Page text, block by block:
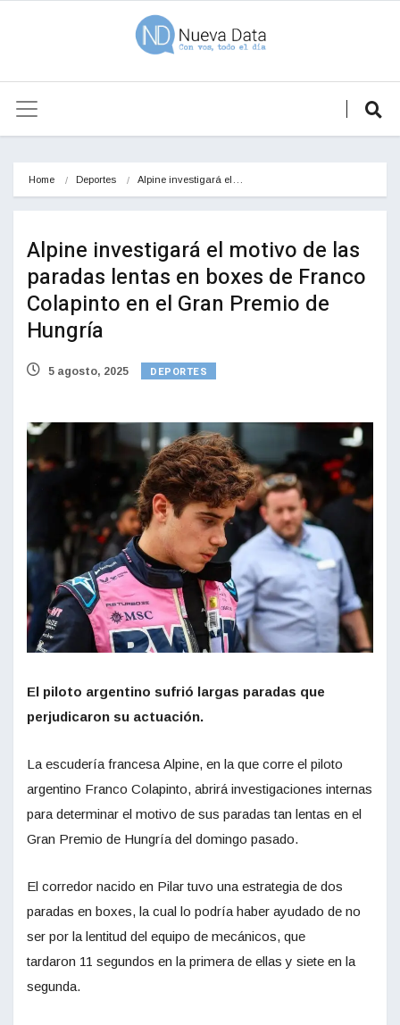
Home Deportes Alpine investigará el…
Alpine investigará el motivo de las
paradas lentas en boxes de Franco
Colapinto en el Gran Premio de
Hungría
5 agosto, 2025 DEPORTES
El piloto argentino sufrió largas paradas que
perjudicaron su actuación.
La escudería francesa Alpine, en la que corre el piloto
argentino Franco Colapinto, abrirá investigaciones internas
para determinar el motivo de sus paradas tan lentas en el
Gran Premio de Hungría del domingo pasado.
El corredor nacido en Pilar tuvo una estrategia de dos
paradas en boxes, la cual lo podría haber ayudado de no
ser por la lentitud del equipo de mecánicos, que
tardaron 11 segundos en la primera de ellas y siete en la
segunda.